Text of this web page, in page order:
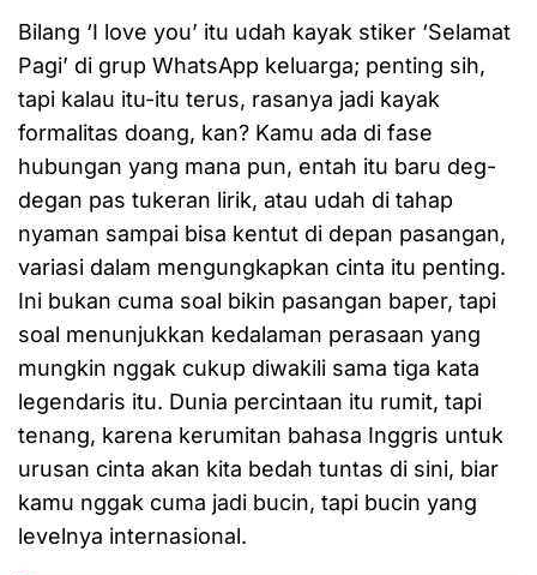
Bilang ‘I love you’ itu udah kayak stiker ‘Selamat
Pagi’ di grup WhatsApp keluarga; penting sih,
tapi kalau itu-itu terus, rasanya jadi kayak
formalitas doang, kan? Kamu ada di fase
hubungan yang mana pun, entah itu baru deg-
degan pas tukeran lirik, atau udah di tahap
nyaman sampai bisa kentut di depan pasangan,
variasi dalam mengungkapkan cinta itu penting.
Ini bukan cuma soal bikin pasangan baper, tapi
soal menunjukkan kedalaman perasaan yang
mungkin nggak cukup diwakili sama tiga kata
legendaris itu. Dunia percintaan itu rumit, tapi
tenang, karena kerumitan bahasa Inggris untuk
urusan cinta akan kita bedah tuntas di sini, biar
kamu nggak cuma jadi bucin, tapi bucin yang
levelnya internasional.